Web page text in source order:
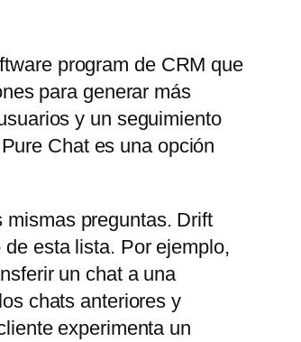
program de CRM que
para generar más
y un seguimiento
Chat es una opción
preguntas. Drift
esta lista. Por ejemplo,
un chat a una
chats anteriores y
experimenta un